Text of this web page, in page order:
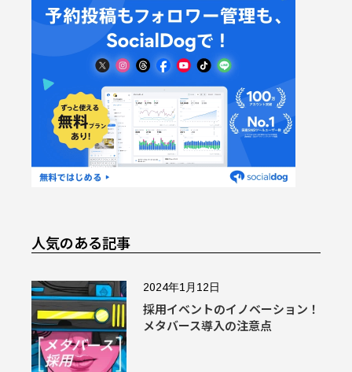
人気のある記事
2024年1月12日
採用イベントのイノベーション！
メタバース導入の注意点